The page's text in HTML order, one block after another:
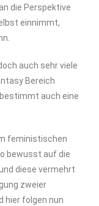
die Perspektive
einnimmt,
auch sehr viele
Bereich
auch eine
feministischen
bewusst auf die
diese vermehrt
zweier
hier folgen nun